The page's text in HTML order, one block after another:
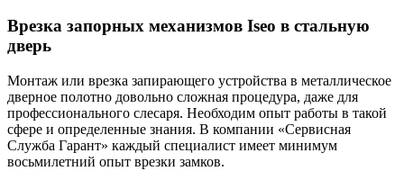
Врезка запорных механизмов Iseo в стальную
дверь
Монтаж или врезка запирающего устройства в металлическое
дверное полотно довольно сложная процедура, даже для
профессионального слесаря. Необходим опыт работы в такой
сфере и определенные знания. В компании «Сервисная
Служба Гарант» каждый специалист имеет минимум
восьмилетний опыт врезки замков.